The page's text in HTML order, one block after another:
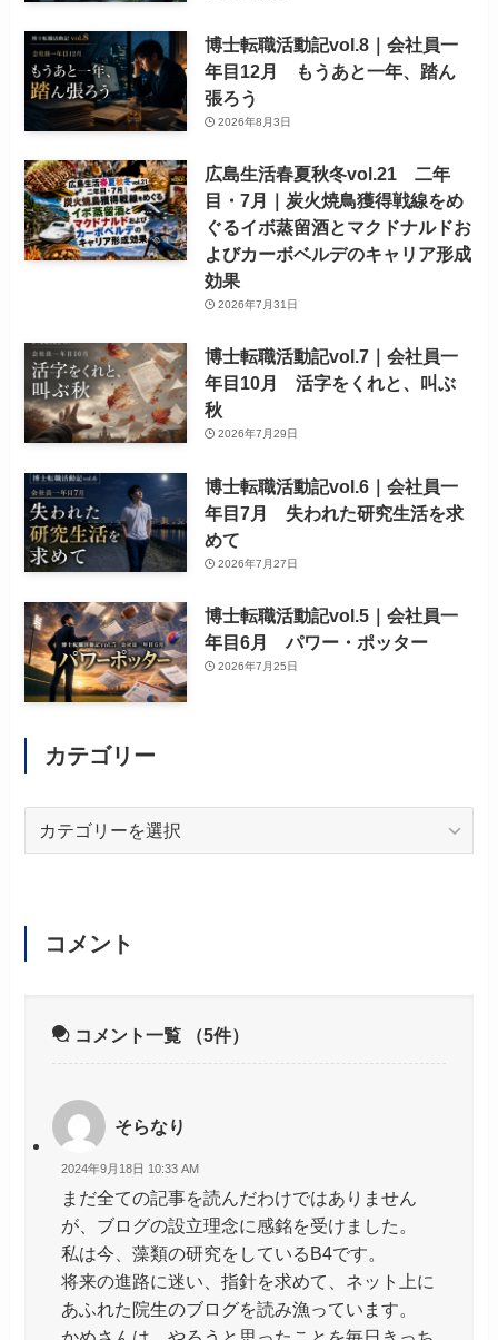
博士転職活動記vol.8｜会社員一
年目12月 もうあと一年、踏ん
張ろう
2026年8月3日
広島生活春夏秋冬vol.21 二年
目・7月｜炭火焼鳥獲得戦線をめ
ぐるイボ蒸留酒とマクドナルドお
よびカーボベルデのキャリア形成
効果
2026年7月31日
博士転職活動記vol.7｜会社員一
年目10月 活字をくれと、叫ぶ
秋
2026年7月29日
博士転職活動記vol.6｜会社員一
年目7月 失われた研究生活を求
めて
2026年7月27日
博士転職活動記vol.5｜会社員一
年目6月 パワー・ポッター
2026年7月25日
カテゴリー
ー
コメント
コメント一覧 （5件）
そらなり
2024年9月18日 10:33 AM
まだ全ての記事を読んだわけではありません
が、ブログの設立理念に感銘を受けました。
私は今、藻類の研究をしているB4です。
将来の進路に迷い、指針を求めて、ネット上に
あふれた院生のブログを読み漁っています。